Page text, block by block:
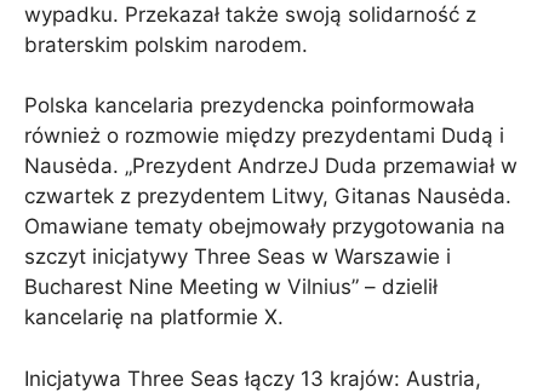
wypadku. Przekazał także swoją solidarność z
braterskim polskim narodem.
Polska kancelaria prezydencka poinformowała
również o rozmowie między prezydentami Dudą i
Nausėda. „Prezydent AndrzeJ Duda przemawiał w
czwartek z prezydentem Litwy, Gitanas Nausėda.
Omawiane tematy obejmowały przygotowania na
szczyt inicjatywy Three Seas w Warszawie i
Bucharest Nine Meeting w Vilnius” – dzielił
kancelarię na platformie X.
Inicjatywa Three Seas łączy 13 krajów: Austria,